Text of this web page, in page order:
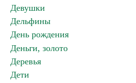
Девушки
Дельфины
День рождения
Деньги, золото
Деревья
Дети